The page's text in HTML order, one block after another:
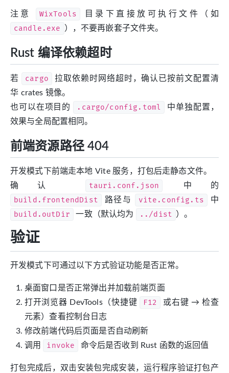
注意 WixTools 目录下直接放可执行文件（如
candle.exe ），不要再嵌套子文件夹。
Rust 编译依赖超时
若 cargo
拉取依赖时网络超时，确认已按前文配置清
华 crates 镜像。
也可以在项目的
.cargo/config.toml
中单独配置，
效果与全局配置相同。
前端资源路径 404
开发模式下前端走本地 Vite 服务，打包后走静态文件。
确认
tauri.conf.json 中的
build.frontendDist 路径与 vite.config.ts 中
build.outDir 一致（默认均为 ../dist ）。
验证
开发模式下可通过以下方式验证功能是否正常。
桌面窗口是否正常弹出并加载前端页面
打开浏览器 DevTools（快捷键
F12
或右键 → 检查
元素）查看控制台日志
修改前端代码后页面是否自动刷新
调用
invoke 命令后是否收到 Rust 函数的返回值
打包完成后，双击安装包完成安装，运行程序验证打包产